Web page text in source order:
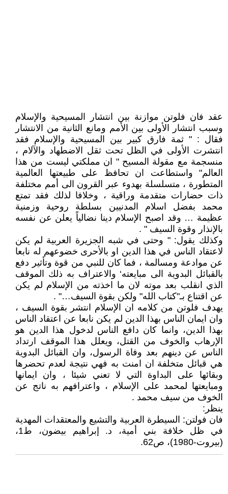
عقد فان فلوتن موازنة بين انتشار المسيحية والإسلام
وسبب انتشار الأولى بين الأمم ومانع الثانية من الانتشار
فقال : " ثمة فارق كبير بين المسيحية والإسلام فقد
انتشرت الأولى في الظل تحت ثقل الاضطهاد والآلام ،
منسجمة مع مقولة المسيح " ان مملكتي ليست من هذا
العالم" واستطاعت ان تحافظ على طبيعتها العالمية
المتطورة ، متسلسلة بهدوء عبر القرون الى أمم مختلفة
ذات حضارات متقدمة وراقية ، وخلافا لذلك فقد تمتع
محمد بفضل اسلام المدنيين بسلطة روحية وزمنية
عظيمة … وقد اصبح الإسلام دينا نضالياً يعلن عن نفسه
بالإنذار وقوة السيف " .
وكذلك يقول: " وحتى في شبه الجزيرة العربية لم يكن
لاعتقاد الناس في هذا الدين او بالأحرى خضوعهم له نابعا
عن موادعة ومسالمة ، فما كان للنبي من قوة وتأثير دفع
بالقبائل البدوية الى مبايعته‘ والاعتراف به ذلك الموقف
الذي انقلب بعد موته لان ما اخذته من الإسلام لم يكن
عن اقتناع بـ"كتاب الله" ولكن بقوة السيف…" .
يهدف فلوتن من كلامه ان الإسلام انتشر بقوة السيف ،
وان ايمان الناس بهذا الدين لم يكن نابعا عن اعتقاد الناس
بهذا الدين، وانما كان دافع الناس لدخول هذا الدين هو
الإرهاب والخوف من القتل، ويعلل هذا الموقف ارتداد
الناس عن دينهم بعد وفاة الرسول، وان القبائل البدوية
هي قبائل متخلفة ان امنت به فهي نتيجة لعدم تحضرها
وبقائها على البداوة التي لا تعني شيئا ، وان ايمانها
ومبايعتها لمحمد على الإسلام ، واعترافهم به ناتج عن
الخوف من سيف محمد .
ينظر:
فان فولتن: السيطرة العربية والتشيع والمعتقدات المهدية
في ظل خلافة بني أمية، د. إبراهيم بيضون، ط1،
(بيروت-1980)، ص62.